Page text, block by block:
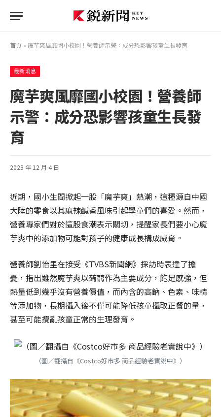
首頁 » 魔芋爽風靡國小校園！營養師示警：成分恐影響孩童生長發育
最新消息
魔芋爽風靡國小校園！營養師
示警：成分恐影響孩童生長發
育
2023 年 12 月 4 日
近期，國小生間掀起一股「魔芋爽」熱潮，這種源自中國
大陸的零食以其麻辣鹹香風味引起學童們的喜愛。然而，
營養專家們對於這股食潮表示關切，提醒家長們要小心魔
芋爽中的添加物可能對孩子的健康成長構成威脅。
營養師劉怡里在接受《TVBS新聞網》採訪時表達了擔
憂，指出雖然魔芋爽以蒟蒻作為主要成分，飽足感強，但
熱量低到幾乎沒有營養價值，而內含的高鈉、色素、味精
等添加物，長期攝入後不僅可能降低孩童攝取正餐的量，
甚至可能攪亂孩童正常的生理發育。
（圖／翻攝自《Costco好市多 商品經驗老實說中》）